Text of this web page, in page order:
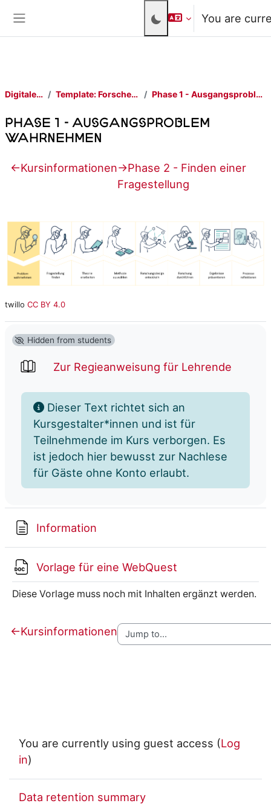
You are
Digitale Lehre Template: Forschendes Lernen Phase 1 - Ausgangsproblem wahrnehmen
Phase 1 - Ausgangsproblem
wahrnehmen
Section outline
←Kursinformationen→Phase 2 - Finden einer
Fragestellung
twillo CC BY 4.0
Hidden from students
Zur Regieanweisung für Lehrende
Dieser Text richtet sich an
Kursgestalter*innen und ist für
Teilnehmende im Kurs verborgen. Es
ist jedoch hier bewusst zur Nachlese
für Gäste ohne Konto erlaubt.
Information
Vorlage für eine WebQuest
Diese Vorlage muss noch mit Inhalten ergänzt werden.
←Kursinformationen
You are currently using guest access (Log
in)
Data retention summary